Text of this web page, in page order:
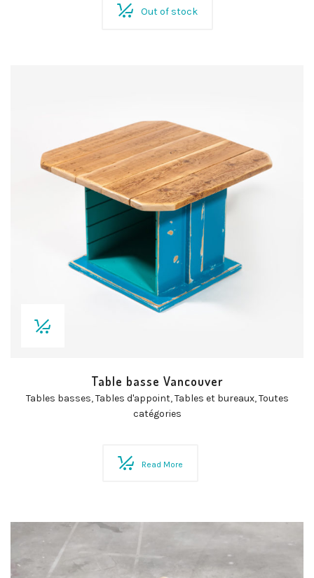
Out of stock
Table basse Vancouver
Tables basses,Tables d'appoint,Tables et bureaux,Toutes
catégories
Read More